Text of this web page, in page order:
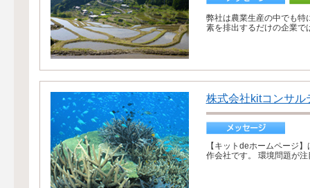
弊社は農業生産の中でも特
素を排出するだけの企業で
株式会社kitコンサル
【キットdeホームページ
作会社です。 環境問題が